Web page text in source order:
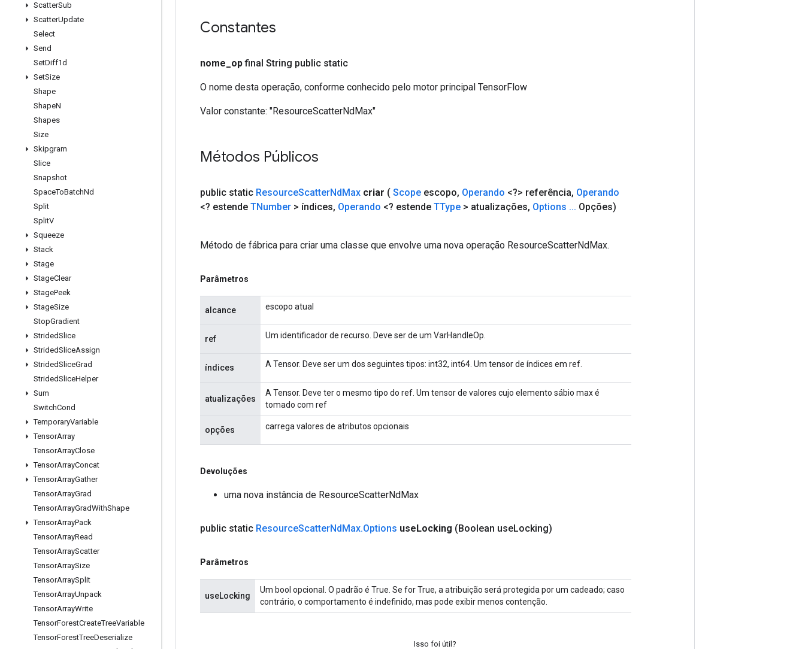
ScatterSub
ScatterUpdate
Select
Send
SetDiff1d
SetSize
Shape
ShapeN
Shapes
Size
Skipgram
Slice
Snapshot
SpaceToBatchNd
Split
SplitV
Squeeze
Stack
Stage
StageClear
StagePeek
StageSize
StopGradient
StridedSlice
StridedSliceAssign
StridedSliceGrad
StridedSliceHelper
Sum
SwitchCond
TemporaryVariable
TensorArray
TensorArrayClose
TensorArrayConcat
TensorArrayGather
TensorArrayGrad
TensorArrayGradWithShape
TensorArrayPack
TensorArrayRead
TensorArrayScatter
TensorArraySize
TensorArraySplit
TensorArrayUnpack
TensorArrayWrite
TensorForestCreateTreeVariable
TensorForestTreeDeserialize
Constantes
nome op final String public static
O nome desta operação, conforme conhecido pelo motor principal TensorFlow
Valor constante: "ResourceScatterNdMax"
Métodos Públicos
public static ResourceScatterNdMax criar ( Scope escopo, Operando <?> referência, Operando
<? estende TNumber > índices, Operando <? estende TType > atualizações, Options ... Opções)
Método de fábrica para criar uma classe que envolve uma nova operação ResourceScatterNdMax.
Parâmetros
alcance escopo atual
ref Um identificador de recurso. Deve ser de um VarHandleOp.
índices A Tensor. Deve ser um dos seguintes tipos: int32, int64. Um tensor de índices em ref.
atualizações
A Tensor. Deve ter o mesmo tipo do ref. Um tensor de valores cujo elemento sábio max é
tomado com ref
opções carrega valores de atributos opcionais
Devoluções
uma nova instância de ResourceScatterNdMax
public static ResourceScatterNdMax.Options useLocking (Boolean useLocking)
Parâmetros
useLocking
Um bool opcional. O padrão é True. Se for True, a atribuição será protegida por um cadeado; caso
contrário, o comportamento é indefinido, mas pode exibir menos contenção.
Isso foi útil?